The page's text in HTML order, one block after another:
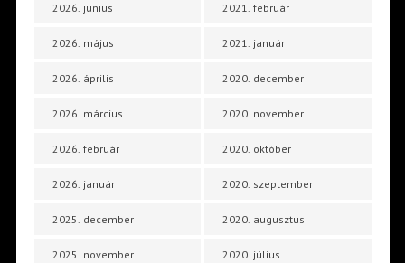
2026. június
2026. május
2026. április
2026. március
2026. február
2026. január
2025. december
2025. november
2021. február
2021. január
2020. december
2020. november
2020. október
2020. szeptember
2020. augusztus
2020. július